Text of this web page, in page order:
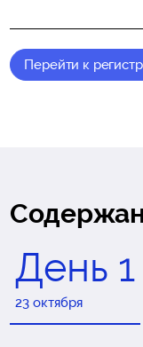
Перейти к
День 1
23 октября